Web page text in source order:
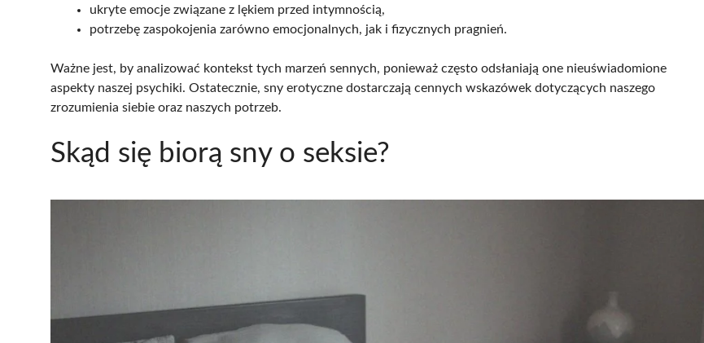
ukryte emocje związane z lękiem przed intymnością,
potrzebę zaspokojenia zarówno emocjonalnych, jak i fizycznych pragnień.
Ważne jest, by analizować kontekst tych marzeń sennych, ponieważ często odsłaniają one nieuświadomione
aspekty naszej psychiki. Ostatecznie, sny erotyczne dostarczają cennych wskazówek dotyczących naszego
zrozumienia siebie oraz naszych potrzeb.
Skąd się biorą sny o seksie?